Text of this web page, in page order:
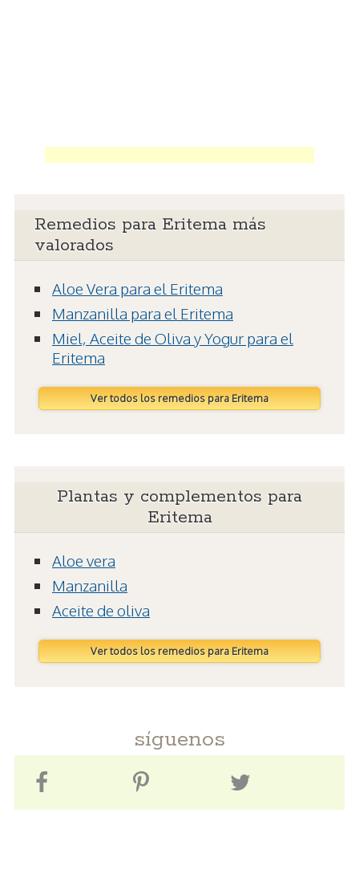
Remedios para Eritema más
valorados
Aloe Vera para el Eritema
Manzanilla para el Eritema
Miel, Aceite de Oliva y Yogur para el
Eritema
Ver todos los remedios para Eritema
Plantas y complementos para
Eritema
Aloe vera
Manzanilla
Aceite de oliva
Ver todos los remedios para Eritema
síguenos